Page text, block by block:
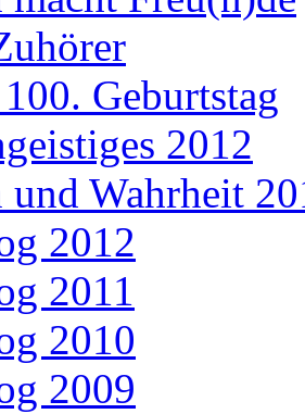
Geburtstag
2012
und Wahrheit
2012
2011
2010
2009